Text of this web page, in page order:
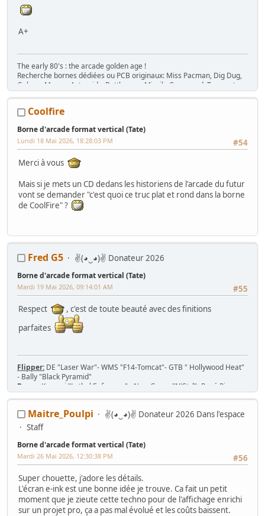
A+
The early 80's : the arcade golden age !
Recherche bornes dédiées ou PCB originaux: Miss Pacman, Dig Dug,
Galaga, Mappy, Asteroids, Battlezone, Missile Command, Tempest,
Star Wars, Donkey Kong (+ Jr), Mario Bros, Moon Patrol, Defender,
Gottlieb des années 80 (Spirit, Amazon Hunt, ...), Baby Pac Man.
Divers : Ice Cold Beer =>
Trois fois rien quoi !
Maséance sur le divan: c'est grave Docteur ?
Magaming room , mastorage room
Coolfire
Borne d'arcade format vertical (Tate)
#54
Lundi 18 Mai 2026, 18:28:03 PM
Merci à vous
Mais si je mets un CD dedans les historiens de l'arcade du futur
vont se demander "c'est quoi ce truc plat et rond dans la borne
de CoolFire" ?
Fred G5 ✌(◕‿◕)✌ Donateur 2026
Borne d'arcade format vertical (Tate)
#55
Mardi 19 Mai 2026, 09:14:01 AM
Respect
, c'est de toute beauté avec des finitions
parfaites
Flipper: DE "Laser War"- WMS "F14-Tomcat"- GTB " Hollywood Heat"
- Bally "Black Pyramid"
Borne:
Konami "Lethal Enforcers" - New Game "N'Styl"- René Pierre
1982 - Jeutel Neo Geo 16/9 - Simulateur Twin Konami "Midnight Run
Jeu/Système de jeu:53 PCB Jamma, 7 cartouches MVS, slot Neo-Geo
MV-1T, MV-2F, MV-4F, MV-6F
Console:
Maitre_Poulpi
✌(◕‿◕)✌ Donateur 2026 Dans l'espace
Staff
Borne d'arcade format vertical (Tate)
#56
Mardi 26 Mai 2026, 12:30:38 PM
Super chouette, j'adore les détails.
L'écran e-ink est une bonne idée je trouve. Ca fait un petit
moment que je zieute cette techno pour de l'affichage enrichi
sur un projet pro, ça a pas mal évolué et les coûts baissent.